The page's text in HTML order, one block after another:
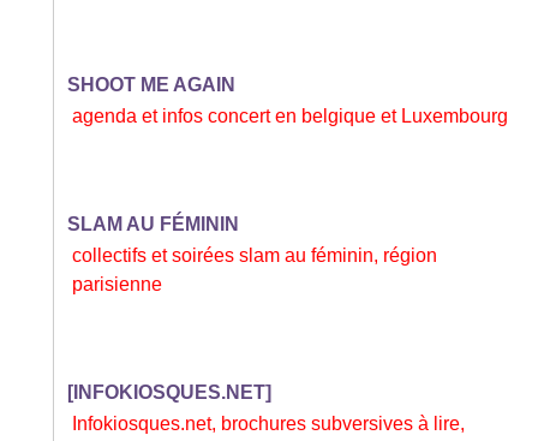
SHOOT ME AGAIN
agenda et infos concert en belgique et Luxembourg
SLAM AU FÉMININ
collectifs et soirées slam au féminin, région
parisienne
[INFOKIOSQUES.NET]
Infokiosques.net, brochures subversives à lire,